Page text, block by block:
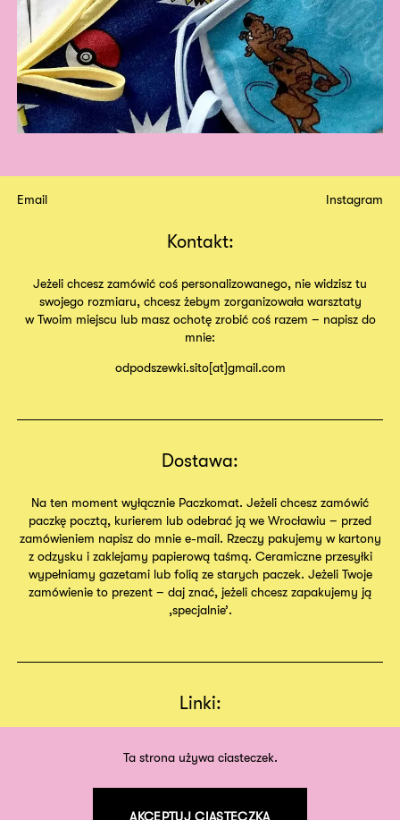
Email Instagram
Kontakt:
Jeżeli chcesz zamówić coś personalizowanego, nie widzisz tu
swojego rozmiaru, chcesz żebym zorganizowała warsztaty
w Twoim miejscu lub masz ochotę zrobić coś razem – napisz do
mnie:
odpodszewki.sito[at]gmail.com
Dostawa:
Na ten moment wyłącznie Paczkomat. Jeżeli chcesz zamówić
paczkę pocztą, kurierem lub odebrać ją we Wrocławiu – przed
zamówieniem napisz do mnie e-mail. Rzeczy pakujemy w kartony
z odzysku i zaklejamy papierową taśmą. Ceramiczne przesyłki
wypełniamy gazetami lub folią ze starych paczek. Jeżeli Twoje
zamówienie to prezent – daj znać, jeżeli chcesz zapakujemy ją
,specjalnie’.
Linki:
Ta strona używa ciasteczek.
AKCEPTUJ CIASTECZKA